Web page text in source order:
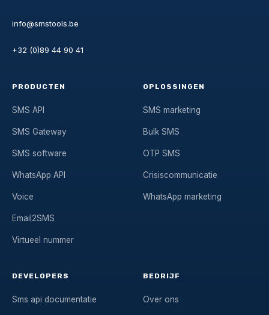
info@smstools.be
+32 (0)89 44 90 41
PRODUCTEN
SMS API
SMS Gateway
SMS software
WhatsApp API
Voice
Email2SMS
Virtueel nummer
OPLOSSINGEN
SMS marketing
Bulk SMS
OTP SMS
Crisiscommunicatie
WhatsApp marketing
DEVELOPERS
Sms api documentatie
BEDRIJF
Over ons